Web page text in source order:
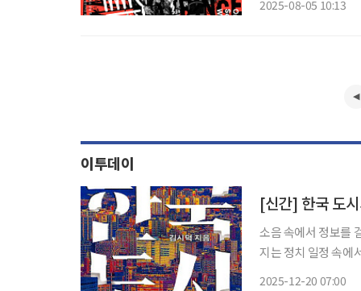
2025-08-05 10:13
이투데이
[신간] 한국 도
소음 속에서 정보를 걸러 내는 해⋯'
지는 정치 일정 속에
2025-12-20 07:00